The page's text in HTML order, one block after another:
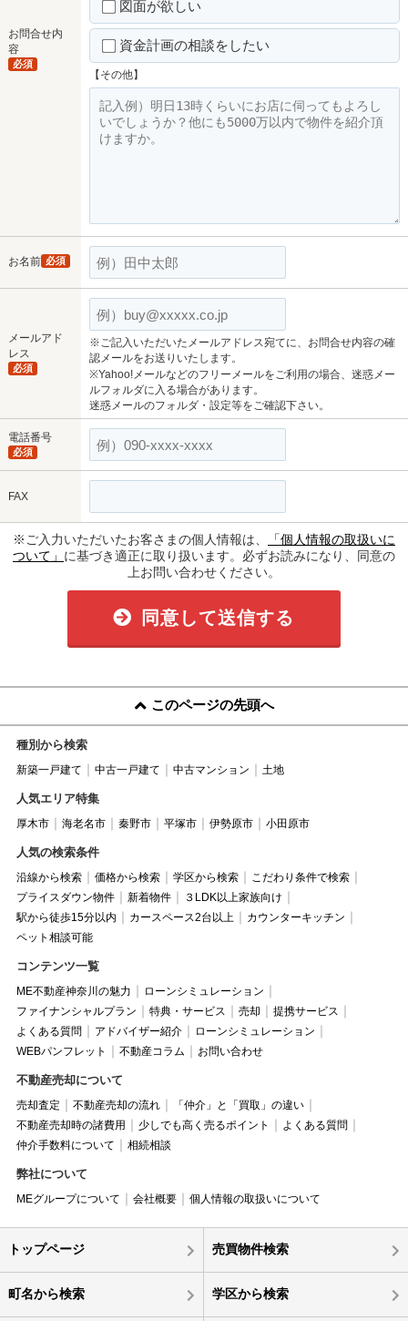
お問合せ内
容
必須
図面が欲しい
資金計画の相談をしたい
【その他】
お名前 必須
メールアド
レス
必須
※ご記入いただいたメールアドレス宛てに、お問合せ内容の確
認メールをお送りいたします。
※Yahoo!メールなどのフリーメールをご利用の場合、迷惑メー
ルフォルダに入る場合があります。
迷惑メールのフォルダ・設定等をご確認下さい。
電話番号
必須
FAX
※ご入力いただいたお客さまの個人情報は、
「個人情報の取扱いに
ついて」 に基づき適正に取り扱います。必ずお読みになり、同意の
上お問い合わせください。
同意して送信する
このページの先頭へ
種別から検索
新築一戸建て 中古一戸建て 中古マンション 土地
人気エリア特集
厚木市 海老名市 秦野市 平塚市 伊勢原市 小田原市
人気の検索条件
沿線から検索 価格から検索 学区から検索
こだわり条件で検索
プライスダウン物件
新着物件
３LDK以上家族向け
駅から徒歩15分以内
カースペース2台以上
カウンターキッチン
ペット相談可能
コンテンツ一覧
ME不動産神奈川の魅力
ローンシミュレーション
ファイナンシャルプラン
特典・サービス 売却
提携サービス
よくある質問
アドバイザー紹介
ローンシミュレーション
WEBパンフレット
不動産コラム お問い合わせ
不動産売却について
売却査定 不動産売却の流れ
「仲介」と「買取」の違い
不動産売却時の諸費用
少しでも高く売るポイント
よくある質問
仲介手数料について
相続相談
弊社について
MEグループについて 会社概要 個人情報の取扱いについて
トップページ 売買物件検索
町名から検索 学区から検索